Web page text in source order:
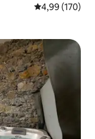
4,99 av 5 i
4,99 (170)